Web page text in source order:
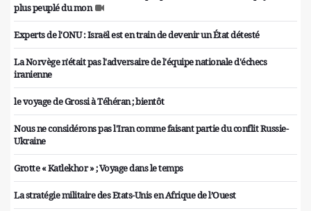
plus peuplé du mon
Experts de l'ONU : Israël est en train de devenir un État détesté
La Norvège n'était pas l'adversaire de l'équipe nationale d'échecs
iranienne
le voyage de Grossi à Téhéran ; bientôt
Nous ne considérons pas l'Iran comme faisant partie du conflit Russie-
Ukraine
Grotte « Katlekhor » ; Voyage dans le temps
La stratégie militaire des Etats-Unis en Afrique de l’Ouest